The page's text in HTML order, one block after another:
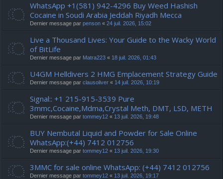
WhatsApp +1(581) 942-4296 Buy Weed Hashish
Cocaine in Soudi Arabia Jeddah Riyadh Mecca
Dernier message par penson « 24 juil. 2026, 15:02
Live a Thousand Lives: Your Guide to the Wacky World
of BitLife
Dernier message par Matra223 « 18 juil. 2026, 01:43
U4GM Helldivers 2 HMG Emplacement Strategy Guide
Dernier message par clausoliver « 14 juil. 2026, 10:19
Signal:: +1 215-915-3539 Pure
3mmc,Cocaine,Mdma,Crystal Meth, DMT, LSD, METH
Dernier message par tommey12 « 13 juil. 2026, 19:48
BUY Nembutal Liquid and Powder for Sale Online
WhatsApp:(+44) 7412 012756
Dernier message par tommey12 « 13 juil. 2026, 19:30
3MMC for sale online WhatsApp: (+44) 7412 012756
Dernier message par tommey12 « 13 juil. 2026, 19:17